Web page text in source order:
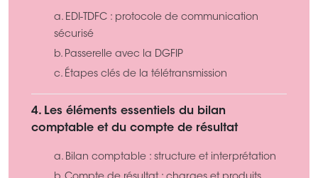
a. EDI-TDFC : protocole de communication
sécurisé
b. Passerelle avec la DGFIP
c. Étapes clés de la télétransmission
4. Les éléments essentiels du bilan
comptable et du compte de résultat
a. Bilan comptable : structure et interprétation